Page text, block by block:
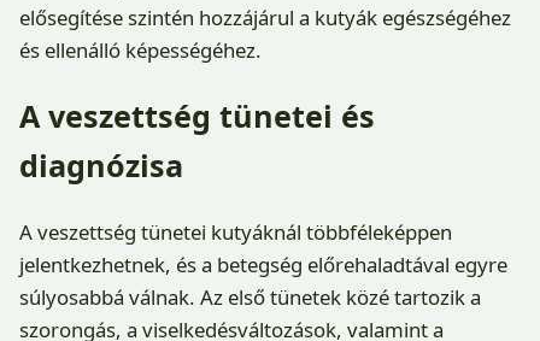
elősegítése szintén hozzájárul a kutyák egészségéhez
és ellenálló képességéhez.
A veszettség tünetei és
diagnózisa
A veszettség tünetei kutyáknál többféleképpen
jelentkezhetnek, és a betegség előrehaladtával egyre
súlyosabbá válnak. Az első tünetek közé tartozik a
szorongás, a viselkedésváltozások, valamint a